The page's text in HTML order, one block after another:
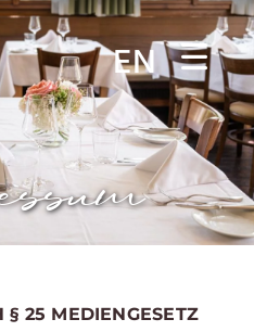
EN
§ 25 MEDIENGESETZ